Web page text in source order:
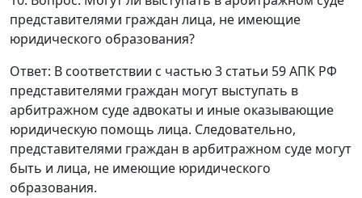
представителями граждан лица, не имеющие
юридического образования?
Ответ: В соответствии с частью 3 статьи 59АПК РФ
представителями граждан могут выступать в
арбитражном суде адвокаты и иные оказывающие
юридическую помощь лица. Следовательно,
представителями граждан в арбитражном суде могут
быть и лица, не имеющие юридического
образования.